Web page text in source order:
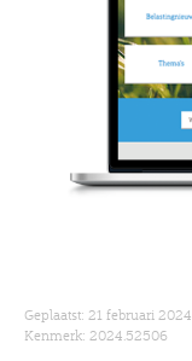
Geplaatst: 21 februari 2024
Kenmerk: 2024.52506